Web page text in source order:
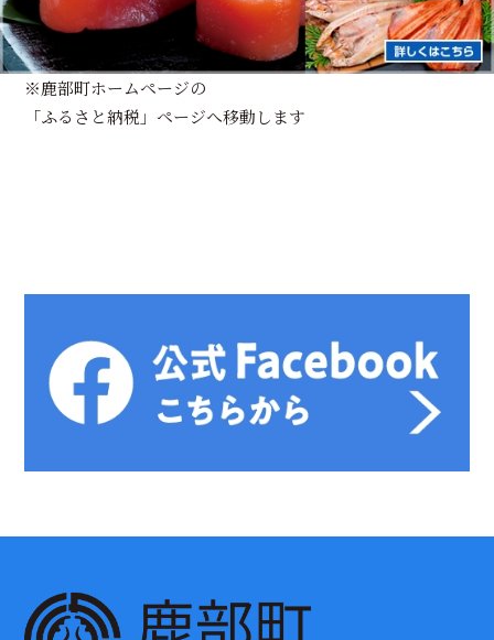
※鹿部町ホームページの
「ふるさと納税」ページへ移動します